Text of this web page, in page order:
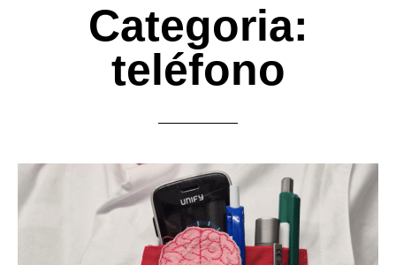
Categoria:
teléfono